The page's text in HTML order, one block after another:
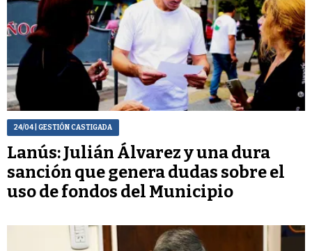
24/04| GESTIÓN CASTIGADA
Lanús: Julián Álvarez y una dura
sanción que genera dudas sobre el
uso de fondos del Municipio